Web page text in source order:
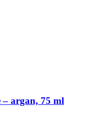
argan, 75 ml